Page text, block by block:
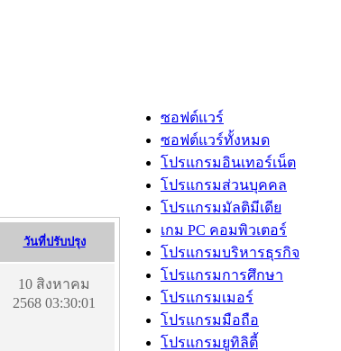
วันที่ปรับปรุง
10 สิงหาคม
2568 03:30:01
ซอฟต์แวร์
ซอฟต์แวร์ทั้งหมด
โปรแกรมอินเทอร์เน็ต
โปรแกรมส่วนบุคคล
โปรแกรมมัลติมีเดีย
เกม PC คอมพิวเตอร์
โปรแกรมบริหารธุรกิจ
โปรแกรมการศึกษา
โปรแกรมเมอร์
โปรแกรมมือถือ
โปรแกรมยูทิลิตี้